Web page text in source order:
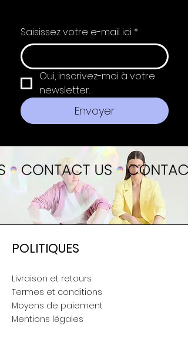
Saisissez votre e-mail ici *
Oui, inscrivez-moi à votre
newsletter.
Envoyer
POLITIQUES
Livraison et retours
Termes et conditions
Moyens de paiement
Mentions légales